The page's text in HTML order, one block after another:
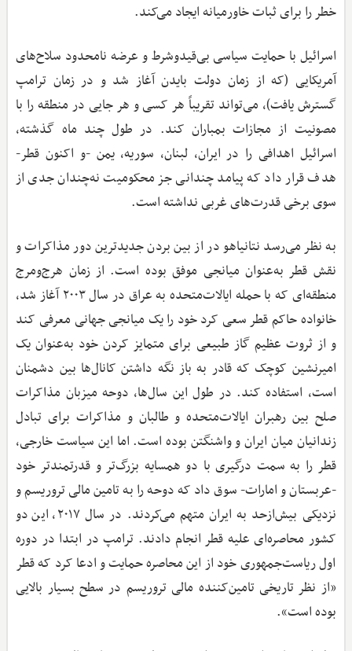
خطر را برای ثبات خاورمیانه ایجاد می‌کند.
اسرائیل با حمایت سیاسی بی‌قیدوشرط و عرضه نامحدود سلاح‌های
آمریکایی (که از زمان دولت بایدن آغاز شد و در زمان ترامپ
گسترش یافت)، می‌تواند تقریباً هر کسی و هر جایی در منطقه را با
مصونیت از مجازات بمباران کند. در طول چند ماه گذشته،
اسرائیل اهدافی را در ایران، لبنان، سوریه، یمن -و اکنون قطر-
هدف قرار داد که پیامد چندانی جز محکومیت نه‌چندان جدی از
سوی برخی قدرت‌های غربی نداشته است.
به نظر می‌رسد نتانیاهو در از بین بردن جدیدترین دور مذاکرات و
نقش قطر به‌عنوان میانجی موفق بوده است. از زمان هرج‌ومرج
منطقه‌ای که با حمله ایالات‌متحده به عراق در سال ۲۰۰۳ آغاز شد،
خانواده حاکم قطر سعی کرد خود را یک میانجی جهانی معرفی کند
و از ثروت عظیم گاز طبیعی برای متمایز کردن خود به‌عنوان یک
امیرنشین کوچک که قادر به باز نگه داشتن کانال‌ها بین دشمنان
است، استفاده کند. در طول این سال‌ها، دوحه میزبان مذاکرات
صلح بین رهبران ایالات‌متحده و طالبان و مذاکرات برای تبادل
زندانیان میان ایران و واشنگتن بوده است. اما این سیاست خارجی،
قطر را به سمت درگیری با دو همسایه بزرگ‌تر و قدرتمندتر خود
-عربستان و امارات- سوق داد که دوحه را به تامین مالی تروریسم و
نزدیکی بیش‌ازحد به ایران متهم می‌کردند. در سال ۲۰۱۷، این دو
کشور محاصره‌ای علیه قطر انجام دادند. ترامپ در ابتدا در دوره
اول ریاست‌جمهوری خود از این محاصره حمایت و ادعا کرد که قطر
«از نظر تاریخی تامین‌کننده مالی تروریسم در سطح بسیار بالایی
بوده است».